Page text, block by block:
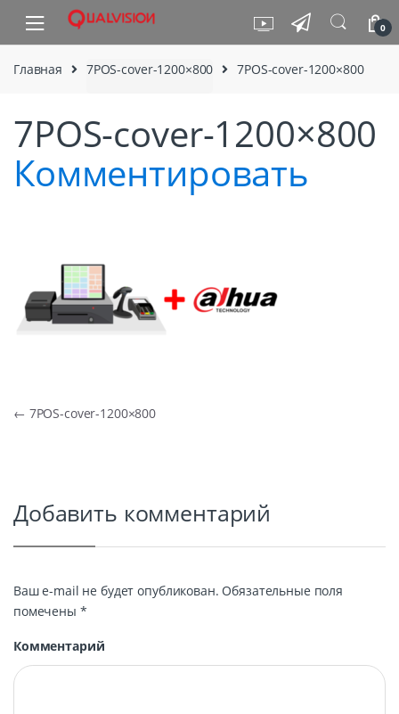
Skip to navigation
Skip to content
0
Главная 7POS-cover-1200×800 7POS-cover-1200×800
7POS-cover-1200×800
Комментировать
Навигация по записям
← 7POS-cover-1200×800
Добавить комментарий
Ваш e-mail не будет опубликован. Обязательные поля
помечены *
Комментарий